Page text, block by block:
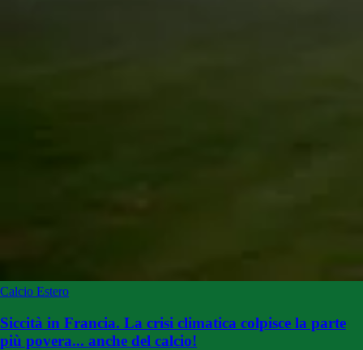
Calcio Estero
Siccità in Francia. La crisi climatica colpisce la parte
più povera... anche del calcio!